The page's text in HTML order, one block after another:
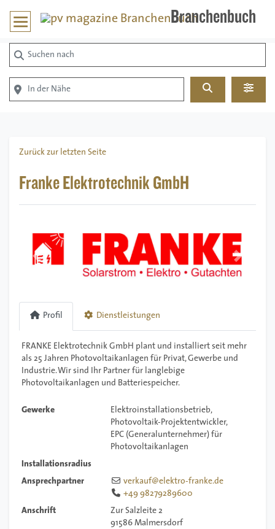
Branchenbuch
Suchen nach
In der Nähe
Zurück zur letzten Seite
Franke Elektrotechnik GmbH
Vorheriges Nächstes
Profil Dienstleistungen
FRANKE Elektrotechnik GmbH plant und installiert seit mehr
als 25 Jahren Photovoltaikanlagen für Privat, Gewerbe und
Industrie. Wir sind Ihr Partner für langlebige
Photovoltaikanlagen und Batteriespeicher.
Gewerke
Elektroinstallationsbetrieb
Photovoltaik-Projektentwickler
EPC (Generalunternehmer) für
Photovoltaikanlagen
Installationsradius
Ansprechpartner
verkauf@elektro-franke.de
+49 98279289600
Anschrift
Zur Salzleite 2
91586 Malmersdorf